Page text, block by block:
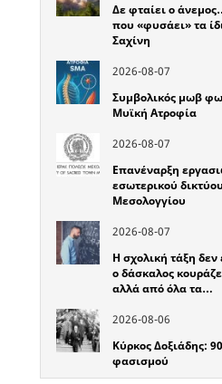
Δε φταίει ο
που «φυσάει» τα
Σαχίνη
2026-08-07
Συμβολικός μωβ
Μυϊκή Ατροφία
2026-08-07
Επανέναρξη
εσωτερικού
Μεσολογγίου
2026-08-07
Η σχολική τάξη δεν
ο δάσκαλος
αλλά από όλα τα…
2026-08-06
Κύρκος Δοξιάδης:
φασισμού